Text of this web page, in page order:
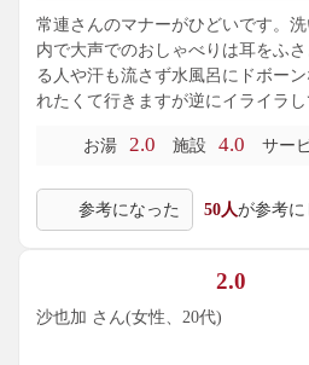
常連さんのマナーがひどいです。
内で大声でのおしゃべりは耳をふ
る人や汗も流さず水風呂にドボー
れたくて行きますが逆にイライラし
お湯 2.0 施設 4.0 サー
参考になった 50人が参考
2.0
沙也加 さん(女性、20代)